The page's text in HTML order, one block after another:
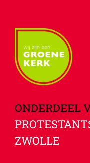
ONDERDEEL
ZWOLLE